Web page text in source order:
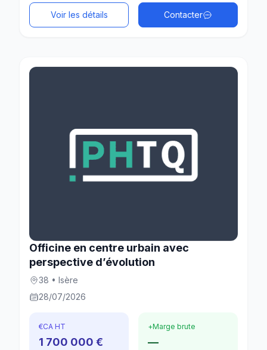
Voir les détails Contacter
Officine en centre urbain avec
perspective d’évolution
38 • Isère
28/07/2026
€CA HT
1 700 000 €
+Marge brute
—